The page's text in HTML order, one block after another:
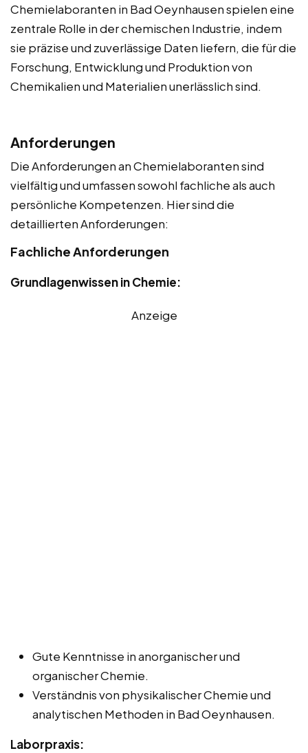
Chemielaboranten in Bad Oeynhausen spielen eine
zentrale Rolle in der chemischen Industrie, indem
sie präzise und zuverlässige Daten liefern, die für die
Forschung, Entwicklung und Produktion von
Chemikalien und Materialien unerlässlich sind.
Anforderungen
Die Anforderungen an Chemielaboranten sind
vielfältig und umfassen sowohl fachliche als auch
persönliche Kompetenzen. Hier sind die
detaillierten Anforderungen:
Fachliche Anforderungen
Grundlagenwissen in Chemie:
Anzeige
Gute Kenntnisse in anorganischer und
organischer Chemie.
Verständnis von physikalischer Chemie und
analytischen Methoden in Bad Oeynhausen.
Laborpraxis: